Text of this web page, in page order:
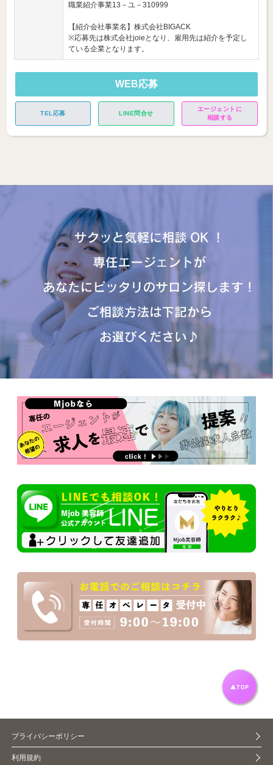
職業紹介事業13－ユ－310999
【紹介会社事業名】株式会社BIGACK
※応募先は株式会社joieとなり、雇用先は紹介を予定し
ている企業となります。
WEB応募
TEL応募 LINE問合せ
エージェントに
相談する
プライバシーポリシー
利用規約